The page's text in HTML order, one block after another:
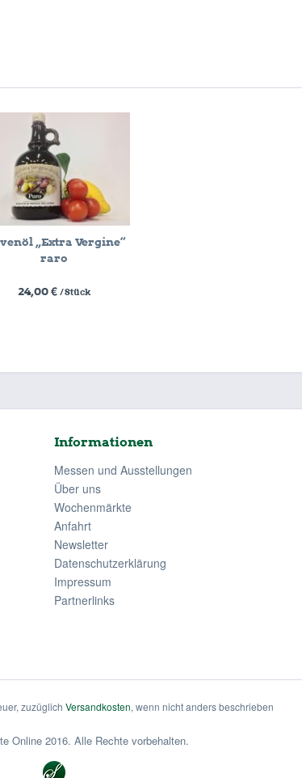
„Extra Vergine“
raro
24,00 € / Stück
Informationen
Messen und Ausstellungen
Über uns
Wochenmärkte
Anfahrt
Newsletter
Datenschutzerklärung
Impressum
Partnerlinks
zuzüglich Versandkosten, wenn nicht anders beschrieben
Online 2016. Alle Rechte vorbehalten.